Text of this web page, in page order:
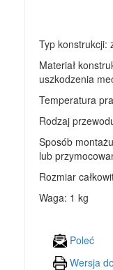
Typ konstrukcji:
Materiał
uszkodzenia
Temperatura
Rodzaj
Sposób
lub
Rozmiar
Waga: 1 kg
Poleć
Wersja